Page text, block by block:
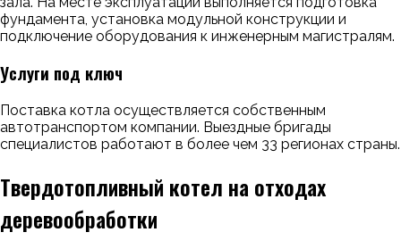
фундамента, установка модульной конструкции и
подключение оборудования к инженерным магистралям.
Услуги под ключ
Поставка котла осуществляется собственным
автотранспортом компании. Выездные бригады
специалистов работают в более чем 33 регионах страны.
Твердотопливный котел на отходах
деревообработки